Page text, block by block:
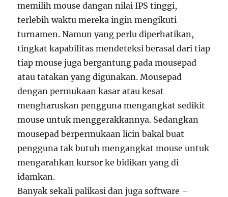
memilih mouse dangan nilai IPS tinggi,
terlebih waktu mereka ingin mengikuti
turnamen. Namun yang perlu diperhatikan,
tingkat kapabilitas mendeteksi berasal dari tiap
tiap mouse juga bergantung pada mousepad
atau tatakan yang digunakan. Mousepad
dengan permukaan kasar atau kesat
mengharuskan pengguna mengangkat sedikit
mouse untuk menggerakkannya. Sedangkan
mousepad berpermukaan licin bakal buat
pengguna tak butuh mengangkat mouse untuk
mengarahkan kursor ke bidikan yang di
idamkan.
Banyak sekali palikasi dan juga software –